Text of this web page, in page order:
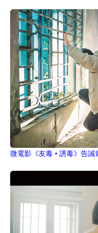
微電影《友毒 • 誘毒》告誡